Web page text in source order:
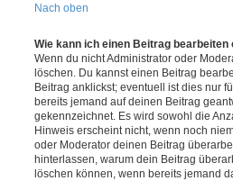
Nach oben
Wie kann ich einen Beitrag bearbeiten
Wenn du nicht Administrator oder
löschen. Du kannst einen Beitrag
Beitrag anklickst; eventuell ist dies nur
bereits jemand auf deinen Beitrag
gekennzeichnet. Es wird sowohl die
Hinweis erscheint nicht, wenn noch
oder Moderator deinen Beitrag
hinterlassen, warum dein Beitrag
löschen können, wenn bereits jemand